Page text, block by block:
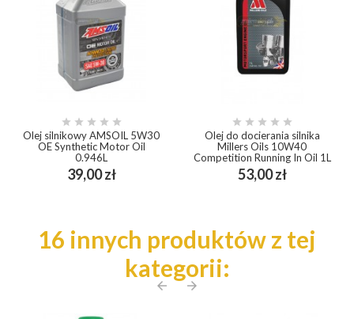
    
Olej silnikowy AMSOIL 5W30
OE Synthetic Motor Oil
0.946L
39,00 złCena
    
Olej do docierania silnika
Millers Oils 10W40
Competition Running In Oil 1L
53,00 złCena
16 innych produktów z tej
kategorii:
arrow_back arrow_forward